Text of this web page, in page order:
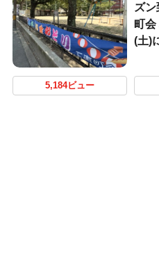
ズ
町会
(土)
5,184ビュー